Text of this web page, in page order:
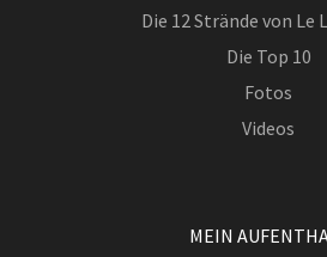
Die 12 Strände von Le
Die Top 10
Fotos
Videos
MEIN